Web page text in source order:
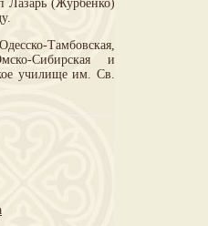
Лазарь (Журбенко)
Тамбовская,
Сибирская и
училище им. Св.